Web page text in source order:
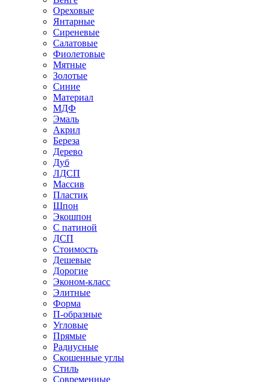
Ореховые
Янтарные
Сиреневые
Салатовые
Фиолетовые
Мятные
Золотые
Синие
Материал
МДФ
Эмаль
Акрил
Береза
Дерево
Дуб
ЛДСП
Массив
Пластик
Шпон
Экошпон
С патиной
ДСП
Стоимость
Дешевые
Дорогие
Эконом-класс
Элитные
Форма
П-образные
Угловые
Прямые
Радиусные
Скошенные углы
Стиль
Современные